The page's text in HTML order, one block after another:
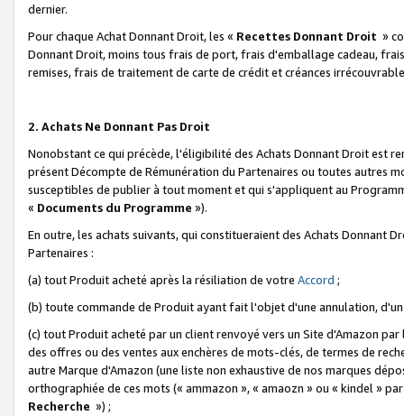
dernier.
Pour chaque Achat Donnant Droit, les « Recettes Donnant Droit »
Donnant Droit, moins tous frais de port, frais d'emballage cadeau,
remises, frais de traitement de carte de crédit et créances
2. Achats Ne Donnant Pas Droit
Nonobstant ce qui précède, l'éligibilité des Achats Donnant Droit est
présent Décompte de Rémunération du Partenaires ou toutes autres
susceptibles de publier à tout moment et qui s'appliquent au
« Documents du Programme »).
En outre, les achats suivants, qui constitueraient des Achats Donnant
Partenaires :
(a) tout Produit acheté après la résiliation de votre Accord ;
(b) toute commande de Produit ayant fait l'objet d'une annulation,
(c) tout Produit acheté par un client renvoyé vers un Site d'Amazon
des offres ou des ventes aux enchères de mots-clés, de termes de
autre Marque d'Amazon (une liste non exhaustive de nos marques
orthographiée de ces mots (« ammazon », « amaozn » ou « kindel »
Recherche ») ;